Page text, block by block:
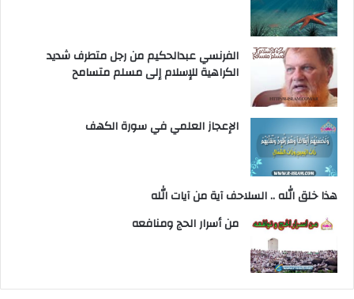
الفرنسي عبدالحكيم من رجل متطرف شديد
الكراهية للإسلام إلى مسلم متسامح
الإعجاز العلمي في سورة الكهف
هذا خلق الله .. السلاحف آية من آيات الله
من أسرار الحج ومنافعه